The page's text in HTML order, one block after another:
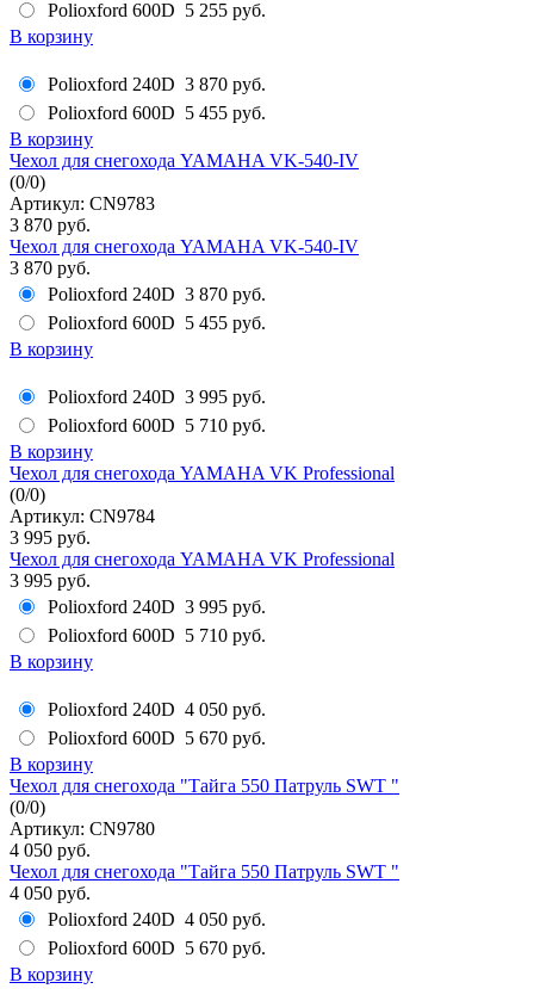
Polioxford 600D 5 255 руб.
В корзину
Polioxford 240D 3 870 руб.
Polioxford 600D 5 455 руб.
В корзину
Чехол для снегохода YAMAHA VK-540-IV
(0/0)
Артикул: CN9783
3 870 руб.
Чехол для снегохода YAMAHA VK-540-IV
3 870 руб.
Polioxford 240D 3 870 руб.
Polioxford 600D 5 455 руб.
В корзину
Polioxford 240D 3 995 руб.
Polioxford 600D 5 710 руб.
В корзину
Чехол для снегохода YAMAHA VK Professional
(0/0)
Артикул: CN9784
3 995 руб.
Чехол для снегохода YAMAHA VK Professional
3 995 руб.
Polioxford 240D 3 995 руб.
Polioxford 600D 5 710 руб.
В корзину
Polioxford 240D 4 050 руб.
Polioxford 600D 5 670 руб.
В корзину
Чехол для снегохода "Тайга 550 Патруль SWT "
(0/0)
Артикул: CN9780
4 050 руб.
Чехол для снегохода "Тайга 550 Патруль SWT "
4 050 руб.
Polioxford 240D 4 050 руб.
Polioxford 600D 5 670 руб.
В корзину